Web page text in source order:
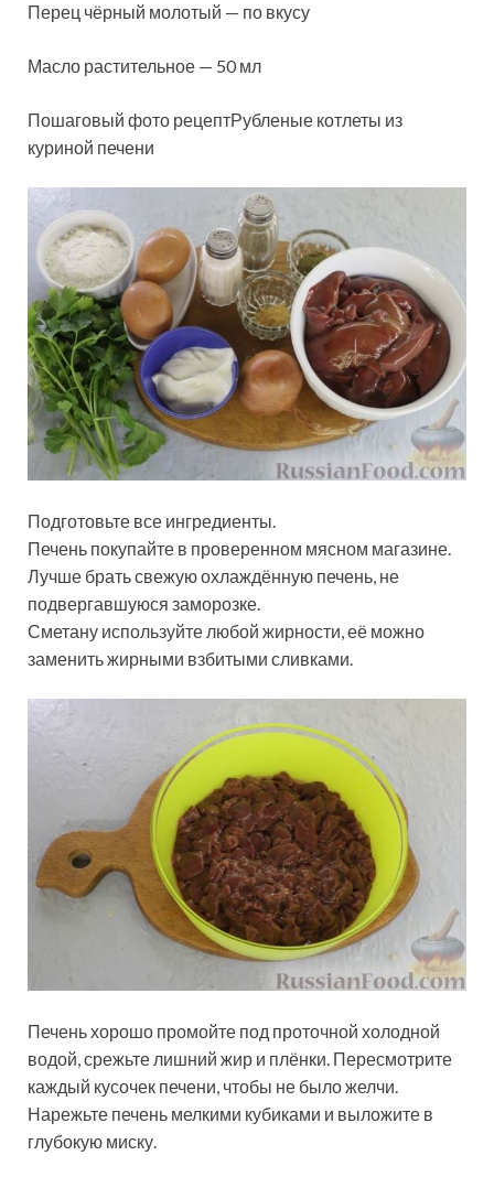
Перец чёрный молотый — по вкусу
Масло растительное — 50 мл
Пошаговый фото рецептРубленые котлеты из
куриной печени
Подготовьте все ингредиенты.
Печень покупайте в проверенном мясном магазине.
Лучше брать свежую охлаждённую печень, не
подвергавшуюся заморозке.
Сметану используйте любой жирности, её можно
заменить жирными взбитыми сливками.
Печень хорошо промойте под проточной холодной
водой, срежьте лишний жир и плёнки. Пересмотрите
каждый кусочек печени, чтобы не было желчи.
Нарежьте печень мелкими кубиками и выложите в
глубокую миску.